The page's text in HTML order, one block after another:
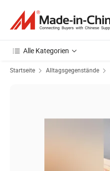
Alle Kategorien
Startseite Alltagsgegenstände